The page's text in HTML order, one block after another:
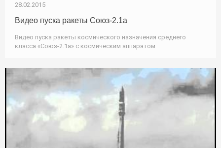
28.02.2015
Видео пуска ракеты Союз-2.1а
Видео пуска ракеты космического назначения среднего
класса «Союз-2.1а» с космическим аппаратом